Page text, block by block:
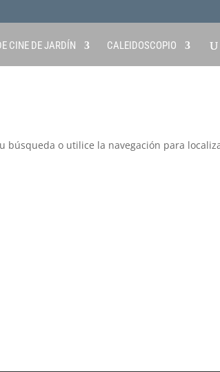
CINE DE JARDÍN CALEIDOSCOPIO
búsqueda o utilice la navegación para